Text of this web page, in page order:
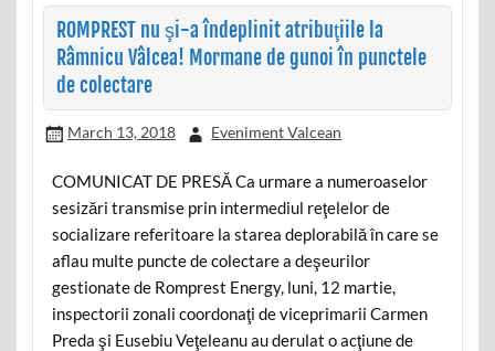
ROMPREST nu şi-a îndeplinit atribuţiile la
Râmnicu Vâlcea! Mormane de gunoi în punctele
de colectare
March 13, 2018 Eveniment Valcean
COMUNICAT DE PRESĂ Ca urmare a numeroaselor
sesizări transmise prin intermediul reţelelor de
socializare referitoare la starea deplorabilă în care se
aflau multe puncte de colectare a deşeurilor
gestionate de Romprest Energy, luni, 12 martie,
inspectorii zonali coordonaţi de viceprimarii Carmen
Preda şi Eusebiu Veţeleanu au derulat o acţiune de